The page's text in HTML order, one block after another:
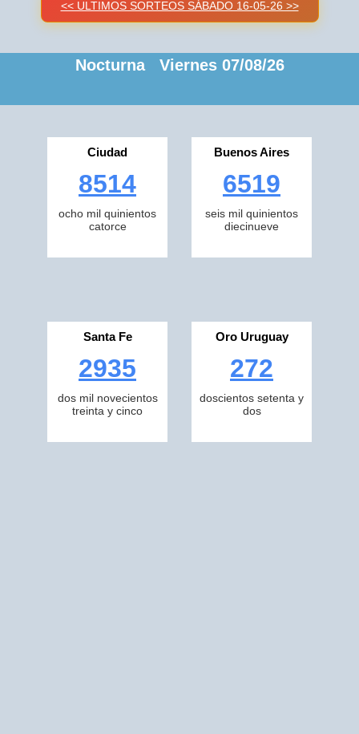
<< ULTIMOS SORTEOS SÁBADO 16-05-26 >>
Nocturna Viernes 07/08/26
Ciudad
8514
ocho mil quinientos
catorce
Buenos Aires
6519
seis mil quinientos
diecinueve
Santa Fe
2935
dos mil novecientos
treinta y cinco
Oro Uruguay
272
doscientos setenta y
dos